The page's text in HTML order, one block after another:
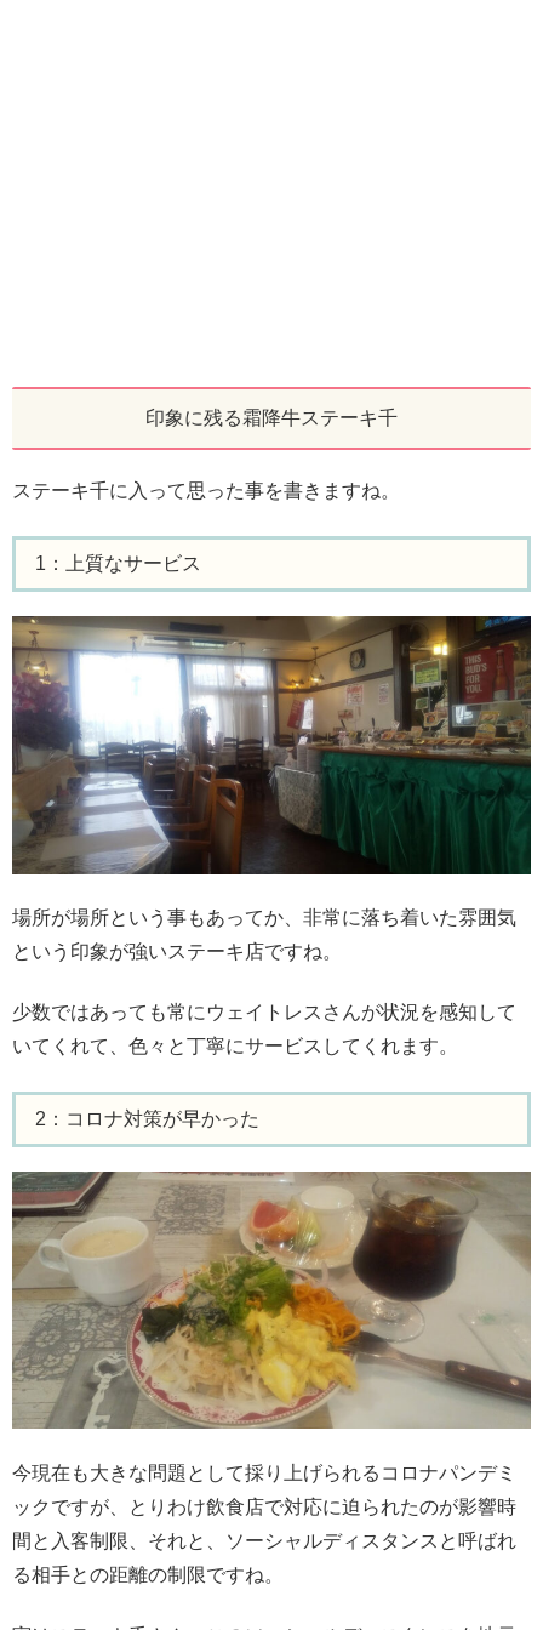
印象に残る霜降牛ステーキ千
ステーキ千に入って思った事を書きますね。
1：上質なサービス
場所が場所という事もあってか、非常に落ち着いた雰囲気
という印象が強いステーキ店ですね。
少数ではあっても常にウェイトレスさんが状況を感知して
いてくれて、色々と丁寧にサービスしてくれます。
2：コロナ対策が早かった
今現在も大きな問題として採り上げられるコロナパンデミ
ックですが、とりわけ飲食店で対応に迫られたのが影響時
間と入客制限、それと、ソーシャルディスタンスと呼ばれ
る相手との距離の制限ですね。